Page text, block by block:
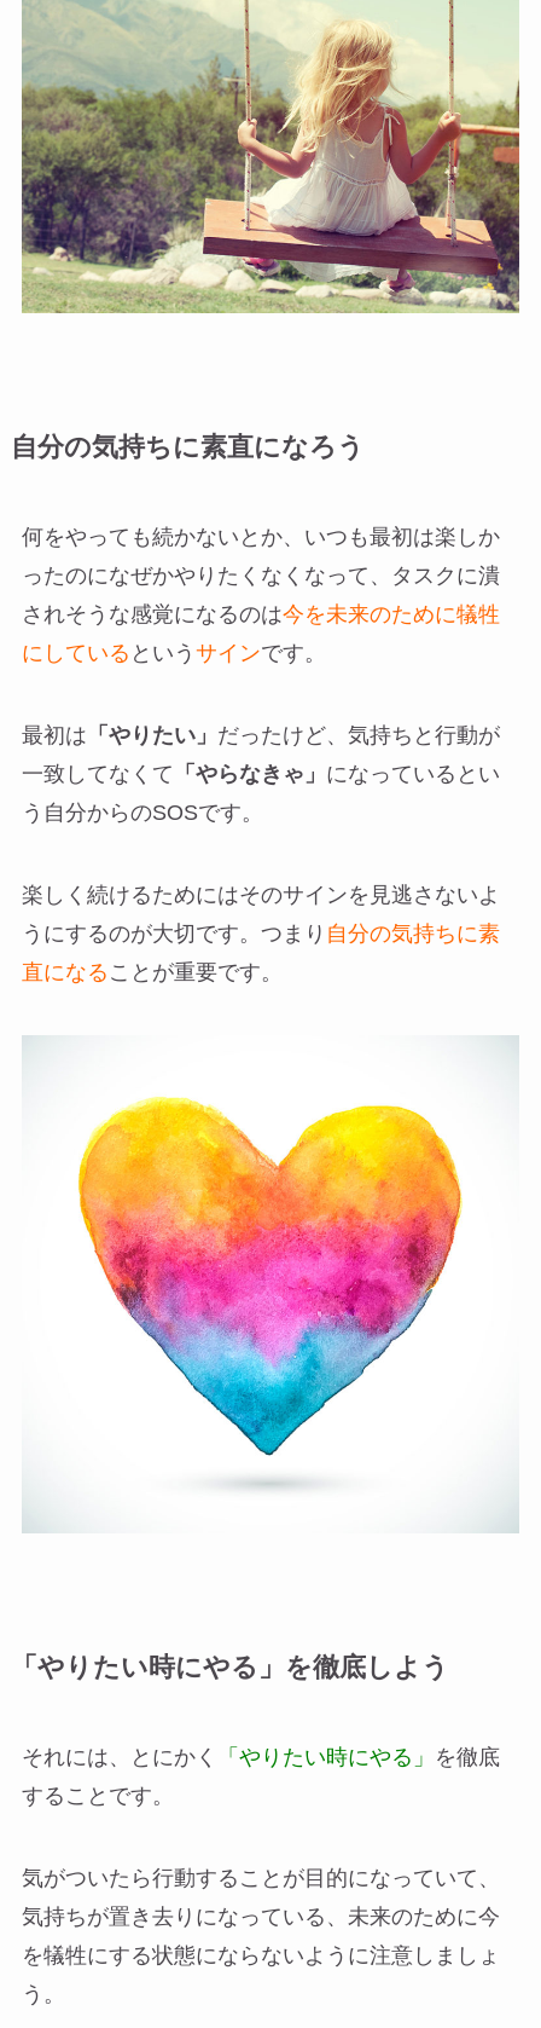
自分の気持ちに素直になろう
何をやっても続かないとか、いつも最初は楽しか
ったのになぜかやりたくなくなって、タスクに潰
されそうな感覚になるのは今を未来のために犠牲
にしている という サインです。
最初は 「やりたい」 だったけど、気持ちと行動が
一致してなくて 「やらなきゃ」 になっているとい
う自分からのSOSです。
楽しく続けるためにはそのサインを見逃さないよ
うにするのが大切です。つまり 自分の気持ちに素
直になる ことが重要です。
「やりたい時にやる」を徹底しよう
それには、とにかく 「やりたい時にやる」 を徹底
することです。
気がついたら行動することが目的になっていて、
気持ちが置き去りになっている、未来のために今
を犠牲にする状態にならないように注意しましょ
う。